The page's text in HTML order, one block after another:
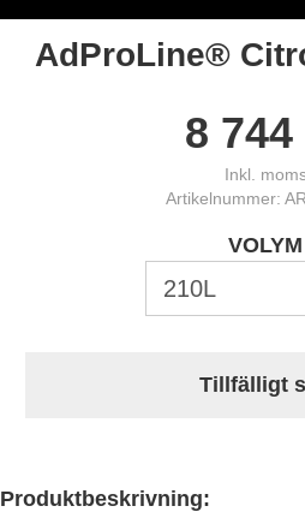
AdProLine®
8 744
Inkl.
Artikelnummer:
VOLYM
Tillfälligt
Produktbeskrivning: